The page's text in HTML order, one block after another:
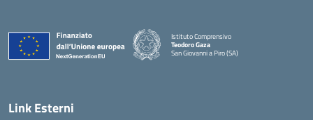
Istituto Comprensivo
Teodoro Gaza
San Giovanni a Piro (SA)
Link Esterni